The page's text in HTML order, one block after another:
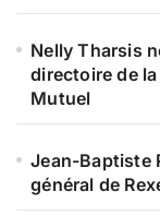
Nelly Tharsis
directoire de
Mutuel
Jean-Baptiste
général de